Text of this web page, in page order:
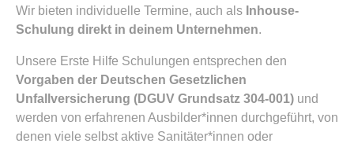
Wir bieten individuelle Termine, auch als Inhouse-
Schulung direkt in deinem Unternehmen.
Unsere Erste Hilfe Schulungen entsprechen den
Vorgaben der Deutschen Gesetzlichen
Unfallversicherung (DGUV Grundsatz 304-001) und
werden von erfahrenen Ausbilder*innen durchgeführt, von
denen viele selbst aktive Sanitäter*innen oder